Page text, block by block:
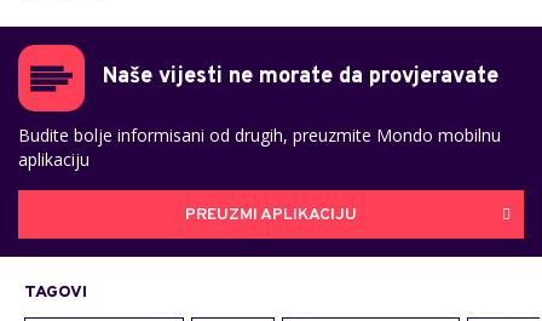
Naše vijesti ne morate da provjeravate
Budite bolje informisani od drugih, preuzmite Mondo mobilnu
aplikaciju
PREUZMI APLIKACIJU
TAGOVI